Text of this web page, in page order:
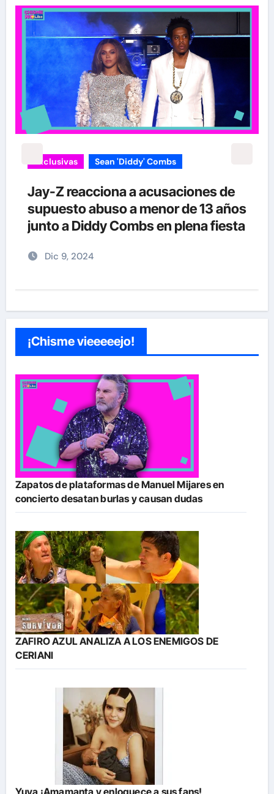
Exclusivas Sean 'Diddy' Combs
Jay-Z reacciona a acusaciones de
supuesto abuso a menor de 13 años
junto a Diddy Combs en plena fiesta
Dic 9, 2024
¡Chisme vieeeeejo!
Zapatos de plataformas de Manuel Mijares en
concierto desatan burlas y causan dudas
ZAFIRO AZUL ANALIZA A LOS ENEMIGOS DE
CERIANI